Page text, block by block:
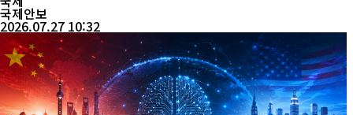
국제안보
2026.07.27 10:32